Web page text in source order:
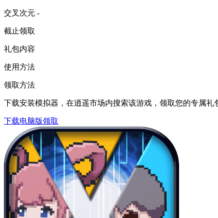
交叉次元 -
截止领取
礼包内容
使用方法
领取方法
下载安装模拟器，在逍遥市场内搜索该游戏，领取您的专属礼
下载电脑版领取